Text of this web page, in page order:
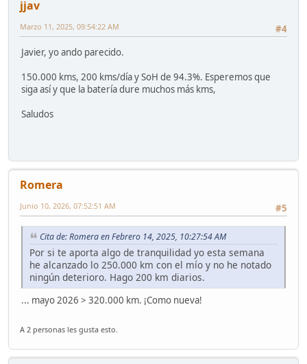
jjav
#4
Marzo 11, 2025, 09:54:22 AM
Javier, yo ando parecido.
150.000 kms, 200 kms/día y SoH de 94.3%. Esperemos que
siga así y que la batería dure muchos más kms,
Saludos
Romera
#5
Junio 10, 2026, 07:52:51 AM
Cita de: Romera en Febrero 14, 2025, 10:27:54 AM
Por si te aporta algo de tranquilidad yo esta semana
he alcanzado lo 250.000 km con el mío y no he notado
ningún deterioro. Hago 200 km diarios.
... mayo 2026 > 320.000 km. ¡Como nueva!
A 2 personas les gusta esto.